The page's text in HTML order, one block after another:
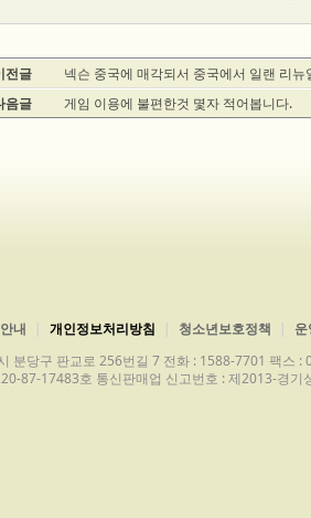
전글 넥슨 중국에 매각되서 중국에서 일랜 리뉴
음글 게임 이용에 불편한것 몇자 적어봅니다.
내 개인정보처리방침 청소년보호정책
분당구 판교로 256번길 7 전화 : 1588-7701 팩스 :
87-17483호 통신판매업 신고번호 : 제2013-경기